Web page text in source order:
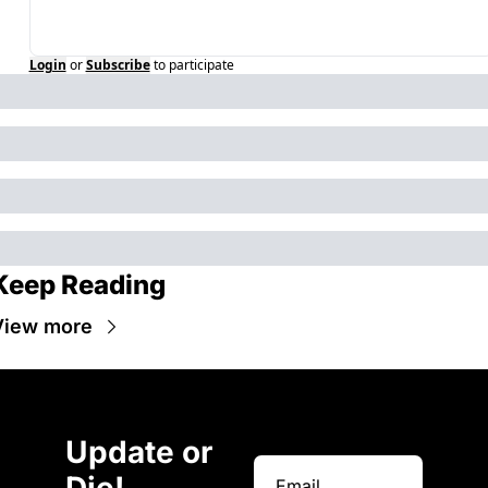
Login or Subscribe to participate
Reading
more
Update or